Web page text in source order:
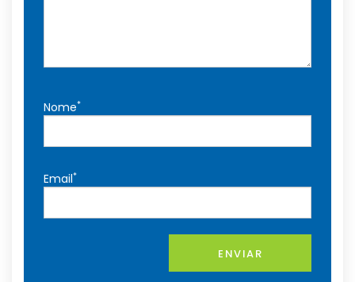
Nome*
Email*
ENVIAR